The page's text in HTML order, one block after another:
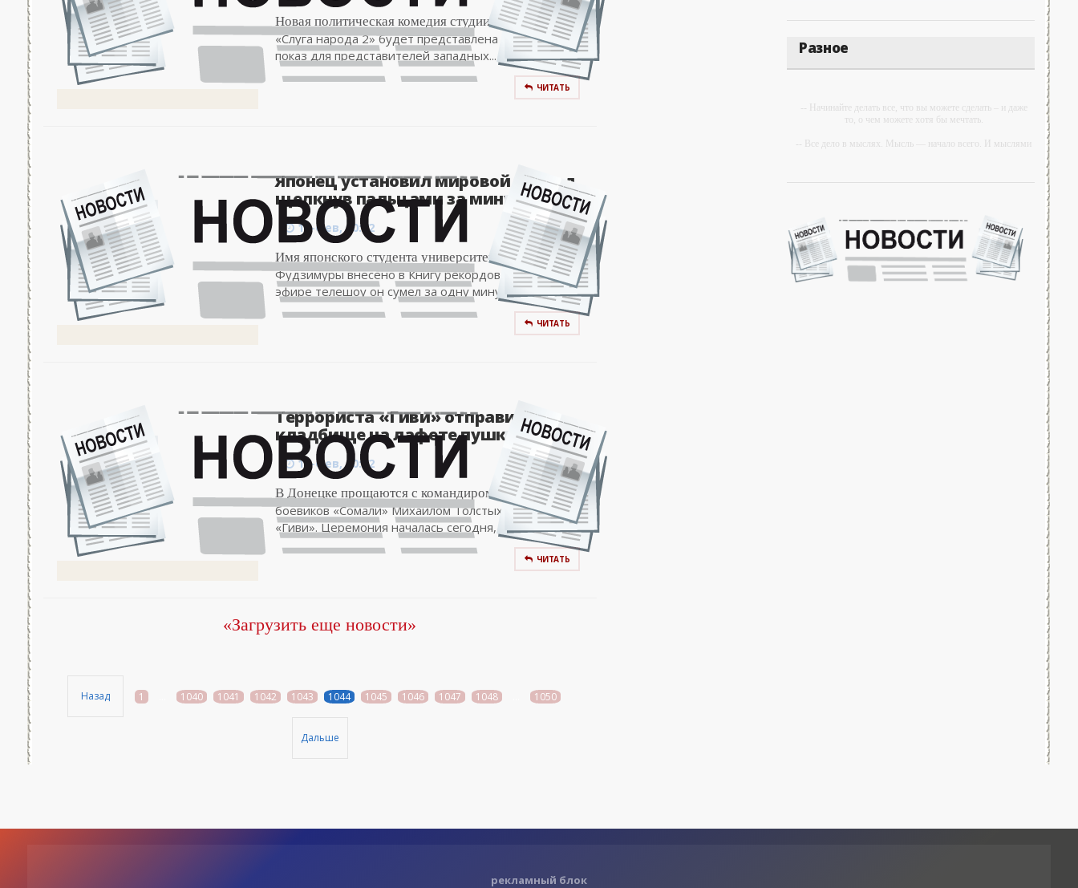
Новая политическая комедия студии «Квартал 95»
«Слуга народа 2» будет представлена в Берлине. Ее
показ для представителей западных...
ЧИТАТЬ
Японец установил мировой рекорд,
щелкнув пальцами за минуту 296..
11-фев, 00:02
Имя японского студента университета Сатоюки
Фудзимуры внесено в Книгу рекордов Гиннесса. В
эфире телешоу он сумел за одну минуту щелкнуть...
ЧИТАТЬ
Террориста «Гиви» отправили на
кладбище на лафете пушки (фото,..
11-фев, 00:02
В Донецке прощаются с командиром подразделения
боевиков «Сомали» Михаилом Толстых по кличке
«Гиви». Церемония началась сегодня, 10...
ЧИТАТЬ
«Загрузить еще новости»
Назад 1 1040 1041 1042 1043 1044 1045 1046 1047 1048 1050
Дальше
Разное
-- Начинайте делать все, что вы можете сделать – и даже
то, о чем можете хотя бы мечтать.
-- Все дело в мыслях. Мысль — начало всего. И мыслями
-- Самое большое богатство — это ум. Самая большая
нищета — глупость. Из всех страхов самый пугающий —
самолюбование.
-- Лучшее, что можно сделать с хорошим советом, это
рекламный блок